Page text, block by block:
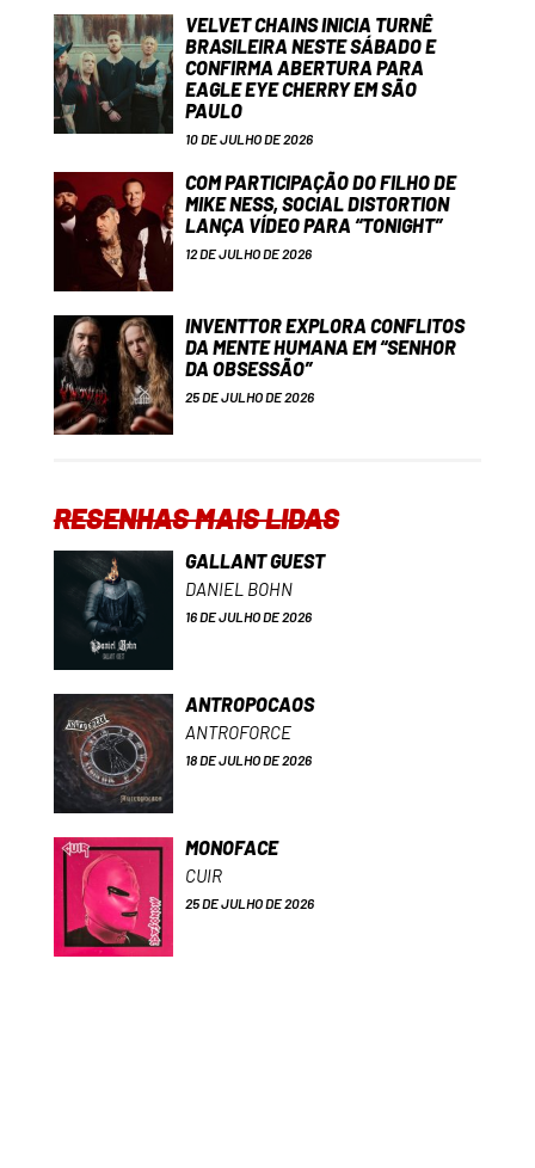
VELVET CHAINS INICIA TURNÊ
BRASILEIRA NESTE SÁBADO E
CONFIRMA ABERTURA PARA
EAGLE EYE CHERRY EM SÃO
PAULO
10 DE JULHO DE 2026
COM PARTICIPAÇÃO DO FILHO DE
MIKE NESS, SOCIAL DISTORTION
LANÇA VÍDEO PARA “TONIGHT”
12 DE JULHO DE 2026
INVENTTOR EXPLORA CONFLITOS
DA MENTE HUMANA EM “SENHOR
DA OBSESSÃO”
25 DE JULHO DE 2026
RESENHAS MAIS LIDAS
GALLANT GUEST
DANIEL BOHN
16 DE JULHO DE 2026
ANTROPOCAOS
ANTROFORCE
18 DE JULHO DE 2026
MONOFACE
CUIR
25 DE JULHO DE 2026